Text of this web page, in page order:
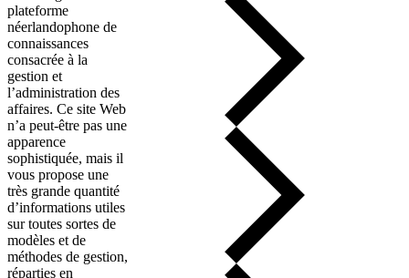
plateforme
néerlandophone de
connaissances
consacrée à la
gestion et
l’administration des
affaires. Ce site Web
n’a peut-être pas une
apparence
sophistiquée, mais il
vous propose une
très grande quantité
d’informations utiles
sur toutes sortes de
modèles et de
méthodes de gestion,
réparties en